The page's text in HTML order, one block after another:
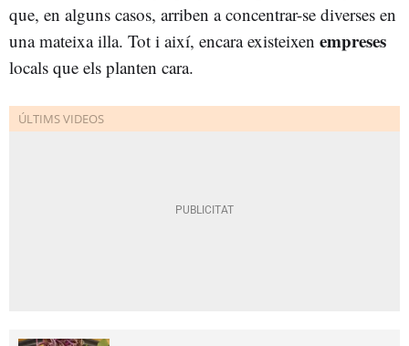
que, en alguns casos, arriben a concentrar-se diverses en
una mateixa illa. Tot i així, encara existeixen empreses
locals que els planten cara.